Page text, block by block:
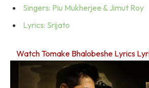
Singers: Piu Mukherjee & Jimut Roy
Lyrics: Srijato
Watch Tomake Bhalobeshe Lyrics